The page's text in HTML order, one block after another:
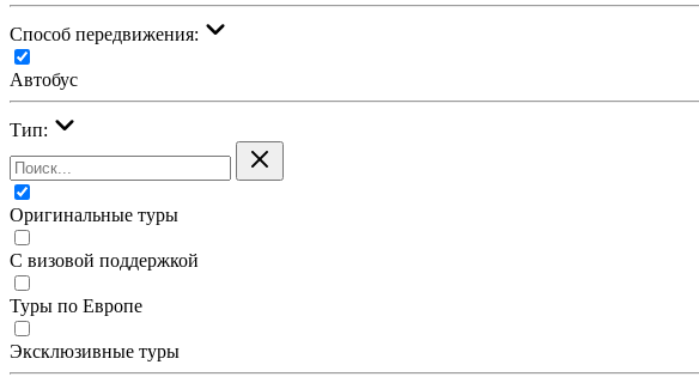
Cпособ передвижения:
Автобус
Тип:
Оригинальные туры
С визовой поддержкой
Туры по Европе
Эксклюзивные туры